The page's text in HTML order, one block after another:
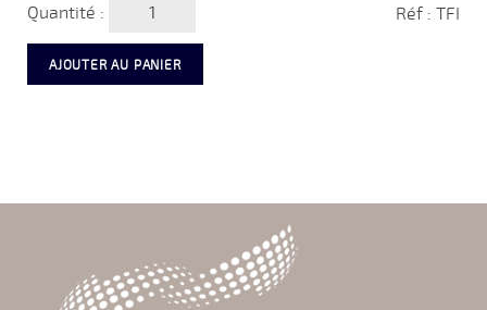
Quantité : Réf : TFI
AJOUTER AU PANIER